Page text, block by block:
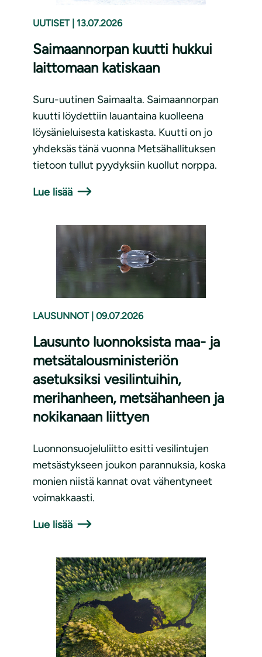
UUTISET 13.07.2026
Saimaannorpan kuutti hukkui
laittomaan katiskaan
Suru-uutinen Saimaalta. Saimaannorpan
kuutti löydettiin lauantaina kuolleena
löysänieluisesta katiskasta. Kuutti on jo
yhdeksäs tänä vuonna Metsähallituksen
tietoon tullut pyydyksiin kuollut norppa.
Lue lisää
LAUSUNNOT 09.07.2026
Lausunto luonnoksista maa- ja
metsätalousministeriön
asetuksiksi vesilintuihin,
merihanheen, metsähanheen ja
nokikanaan liittyen
Luonnonsuojeluliitto esitti vesilintujen
metsästykseen joukon parannuksia, koska
monien niistä kannat ovat vähentyneet
voimakkaasti.
Lue lisää